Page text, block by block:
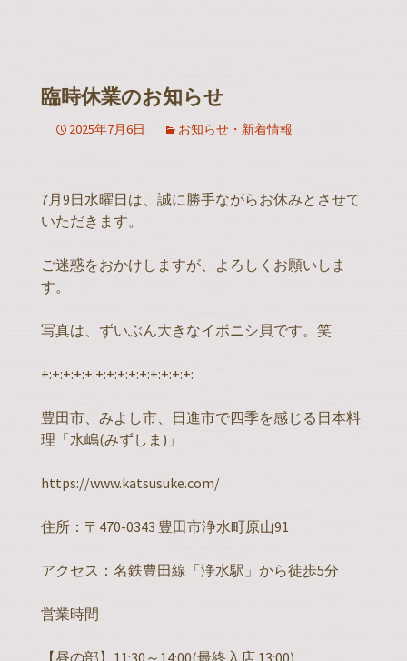
臨時休業のお知らせ
2025年7月6日 お知らせ・新着情報
7月9日水曜日は、誠に勝手ながらお休みとさせて
いただきます。
ご迷惑をおかけしますが、よろしくお願いしま
す。
写真は、ずいぶん大きなイボニシ貝です。笑
+:+:+:+:+:+:+:+:+:+:+:+:+:+:
豊田市、みよし市、日進市で四季を感じる日本料
理「水嶋(みずしま)」
https://www.katsusuke.com/
住所：〒470-0343 豊田市浄水町原山91
アクセス：名鉄豊田線「浄水駅」から徒歩5分
営業時間
【昼の部】11:30～14:00(最終入店 13:00)